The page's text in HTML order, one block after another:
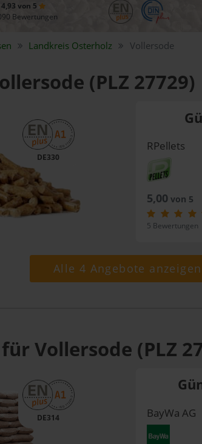
4,93 von 5
Bewertungen
Landkreis Osterholz Vollersode
(PLZ 27729)
DE330
RPellets
5,00 von 5
5 Bewertungen
Alle 4 Angebote anzeigen
Vollersode (PLZ
DE314 BayWa AG